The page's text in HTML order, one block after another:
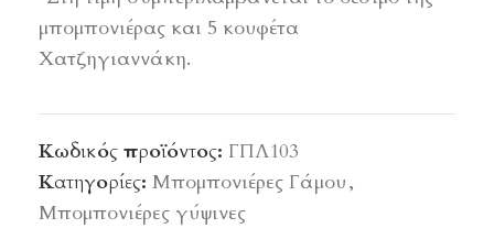
μπομπονιέρας και 5 κουφέτα
Χατζηγιαννάκη.
Κωδικός προϊόντος: ΓΠΛ103
Κατηγορίες: Μπομπονιέρες Γάμου,
Μπομπονιέρες γύψινες